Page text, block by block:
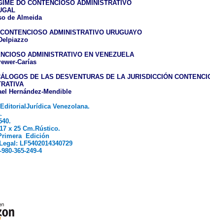
DO CONTENCIOSO ADMINISTRATIVO
de Almeida
ADMINISTRATIVO URUGUAYO
ADMINISTRATIVO EN VENEZUELA
Carías
DE LAS DESVENTURAS DE LA JURISDICCIÓN
Hernández-Mendible
Venezolana.
x 25 Cm.Rústico.
Edición
LF5402014340729
365-249-4